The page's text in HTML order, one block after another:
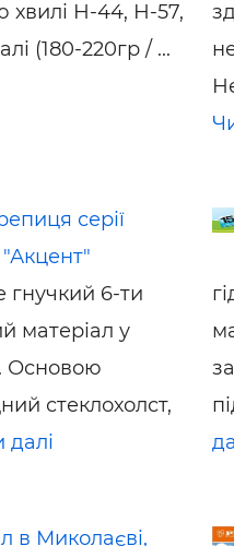
хвилі Н-44, Н-57,
(180-220гр / ...
серії
гнучкий 6-ти
матеріал у
Основою
стеклохолст,
далі
в Миколаєві,